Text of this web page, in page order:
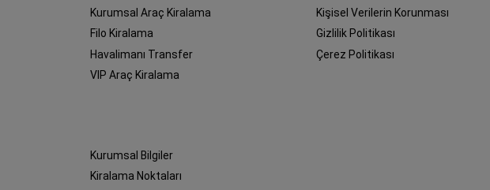
Kurumsal Araç Kiralama
Filo Kiralama
Havalimanı Transfer
VIP Araç Kiralama
Kişisel Verilerin Korunması
Gizlilik Politikası
Çerez Politikası
Kurumsal Bilgiler
Kiralama Noktaları